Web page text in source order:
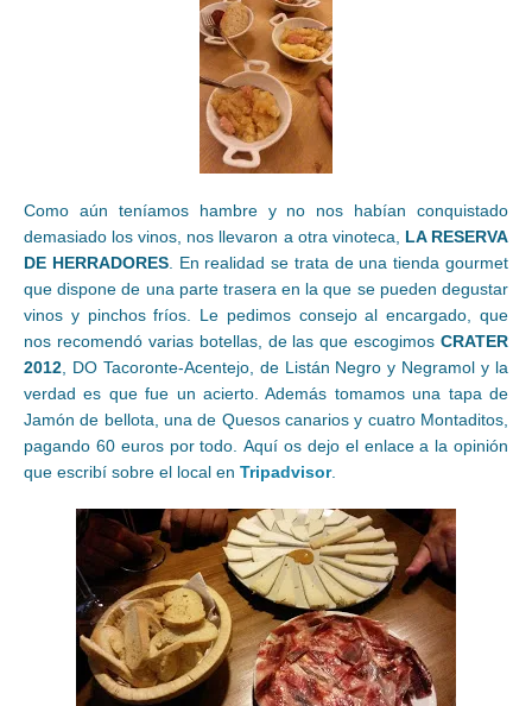
Como aún teníamos hambre y no nos habían conquistado
demasiado los vinos, nos llevaron a otra vinoteca, LA RESERVA
DE HERRADORES. En realidad se trata de una tienda gourmet
que dispone de una parte trasera en la que se pueden degustar
vinos y pinchos fríos. Le pedimos consejo al encargado, que
nos recomendó varias botellas, de las que escogimos CRATER
2012 , DO Tacoronte-Acentejo, de Listán Negro y Negramol y la
verdad es que fue un acierto. Además tomamos una tapa de
Jamón de bellota, una de Quesos canarios y cuatro Montaditos,
pagando 60 euros por todo. Aquí os dejo el enlace a la opinión
que escribí sobre el local en Tripadvisor.